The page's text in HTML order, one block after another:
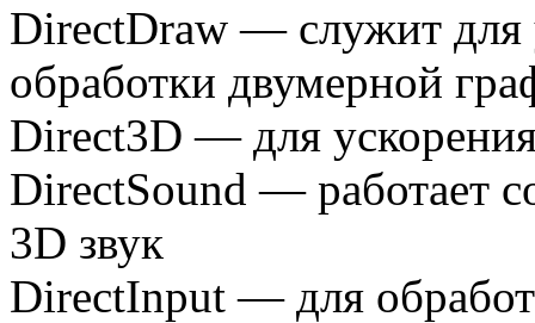
DirectDraw — служит для
обработки двумерной
Direct3D — для
DirectSound — работает
3D звук
DirectInput — для